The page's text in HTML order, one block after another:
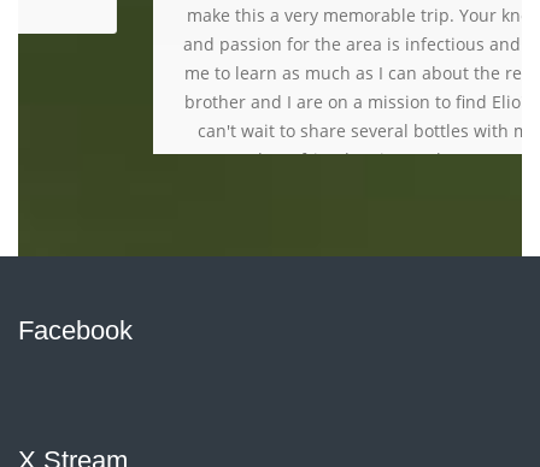
make this a very memorable trip. Your knowledge
and passion for the area is infectious and inspires
me to learn as much as I can about the region. My
brother and I are on a mission to find Elio's wine. I
can't wait to share several bottles with my wife
and our friends. Give my best to Irene.